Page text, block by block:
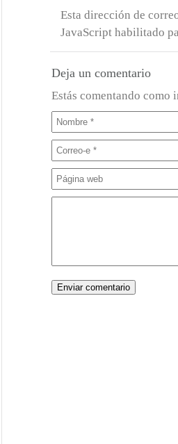
Esta dirección de
JavaScript habilitado
Deja un comentario
Estás comentando como